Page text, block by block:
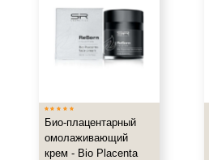
Био-плацентарный
омолаживающий
крем - Bio Placenta